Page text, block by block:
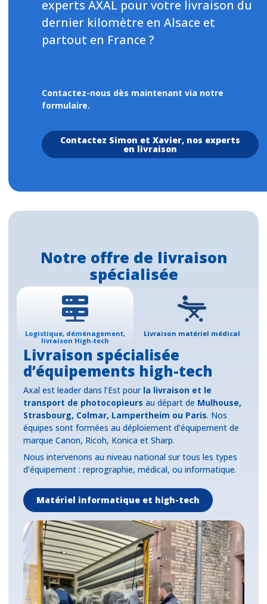
experts AXAL pour votre livraison du
dernier kilomètre en Alsace et
partout en France ?
Contactez-nous dès maintenant via notre
formulaire.
Contactez Simon et Xavier, nos experts
en livraison
Notre offre de livraison
spécialisée
Logistique, déménagement,
livraison High-tech
Livraison matériel médical
Livraison spécialisée
d’équipements high-tech
Axal est leader dans l’Est pour la livraison et le
transport de photocopieurs au départ de Mulhouse,
Strasbourg, Colmar, Lampertheim ou Paris. Nos
équipes sont formées au déploiement d’équipement de
marque Canon, Ricoh, Konica et Sharp.
Nous intervenons au niveau national sur tous les types
d’équipement : reprographie, médical, ou informatique.
Matériel informatique et high-tech